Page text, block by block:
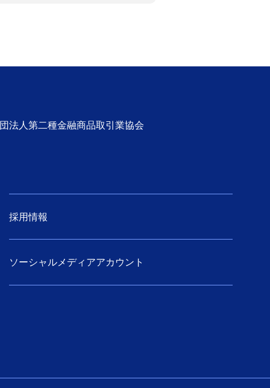
人第二種金融商品取引業協会
採用情報
ソーシャルメディアアカウント